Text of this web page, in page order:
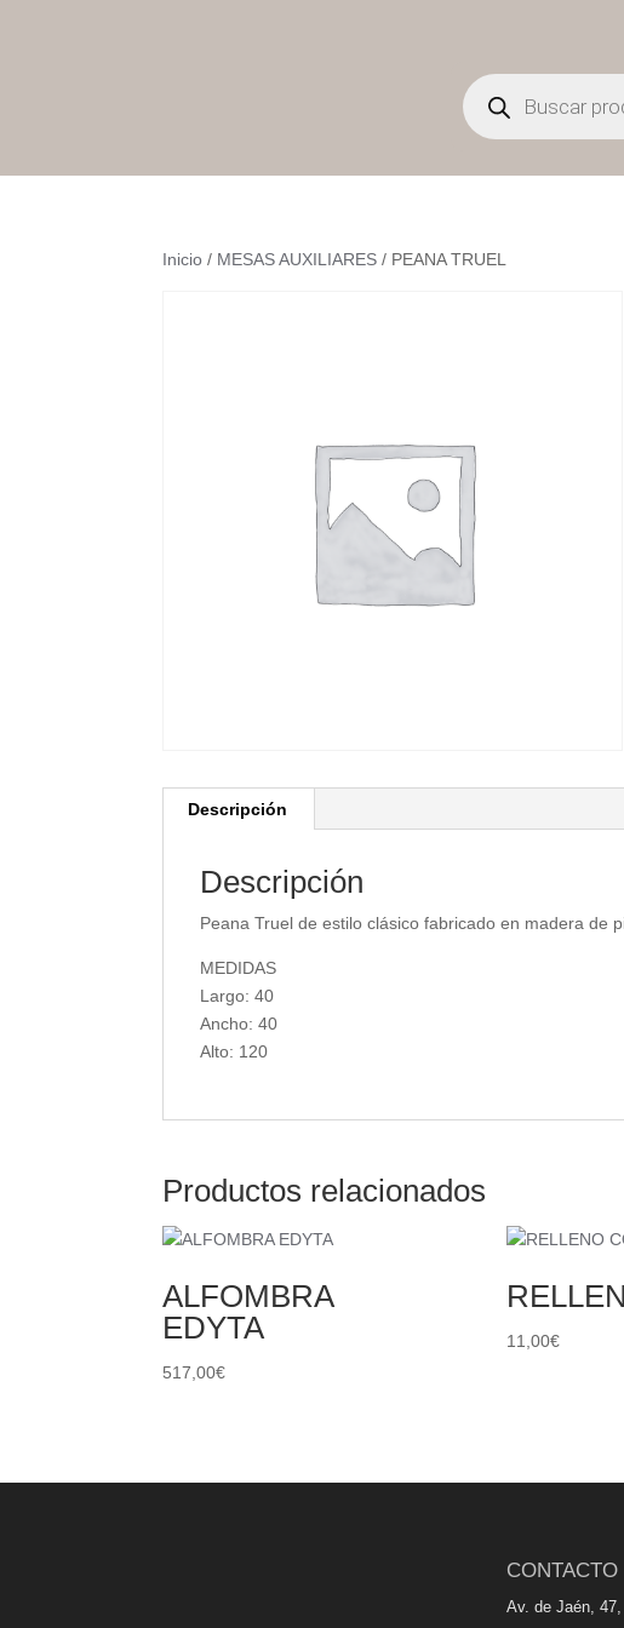
Búsqueda
de
productos
Inicio / MESAS AUXILIARES / PEANA TRUEL
Descripción
Descripción
Peana Truel de estilo clásico fabricado en madera de
MEDIDAS
Largo: 40
Ancho: 40
Alto: 120
Productos relacionados
ALFOMBRA
EDYTA
517,00€
11,00€
CONTACTO
Av. de Jaén,